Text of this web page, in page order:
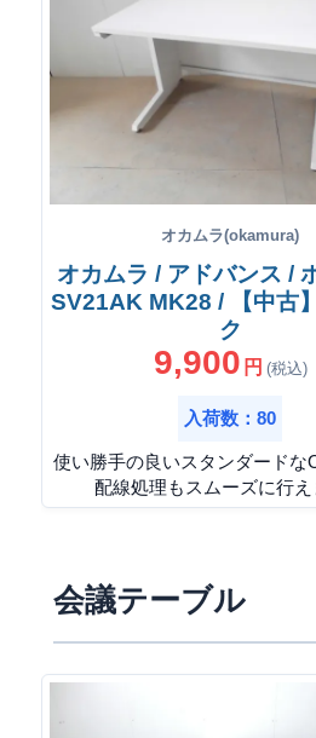
オカムラ(okamura)
オカムラ / アドバンス /
SV21AK MK28 / 【中古
ク
9,900 円 (税込)
入荷数：80
使い勝手の良いスタンダードな
配線処理もスムーズに行え
会議テーブル